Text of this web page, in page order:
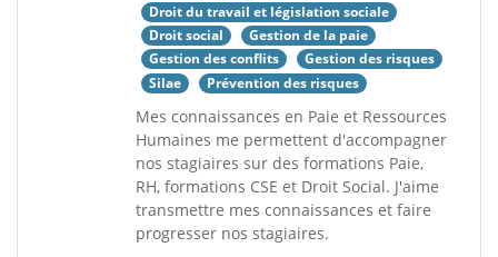
Droit du travail et législation sociale
Droit social
Gestion de la paie
Gestion des conflits
Gestion des risques
Silae
Prévention des risques
Mes connaissances en Paie et Ressources
Humaines me permettent d'accompagner
nos stagiaires sur des formations Paie,
RH, formations CSE et Droit Social. J'aime
transmettre mes connaissances et faire
progresser nos stagiaires.